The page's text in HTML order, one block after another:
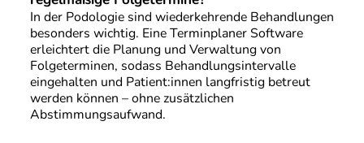
In der Podologie sind wiederkehrende Behandlungen
besonders wichtig. Eine Terminplaner Software
erleichtert die Planung und Verwaltung von
Folgeterminen, sodass Behandlungsintervalle
eingehalten und Patient:innen langfristig betreut
werden können – ohne zusätzlichen
Abstimmungsaufwand.